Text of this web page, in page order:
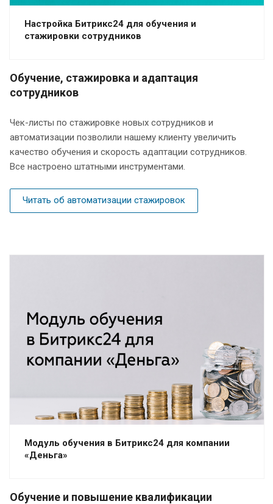
Обучение, стажировка и адаптация
сотрудников
Чек-листы по стажировке новых сотрудников и
автоматизации позволили нашему клиенту увеличить
качество обучения и скорость адаптации сотрудников.
Все настроено штатными инструментами.
Читать об автоматизации стажировок
Настройка Битрикс24 для обучения и
стажировки сотрудников
Модуль обучения в Битрикс24 для компании
«Деньга»
Обучение и повышение квалификации